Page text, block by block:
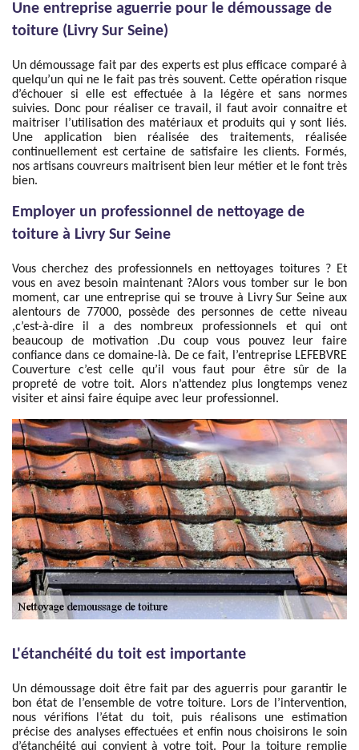
Une entreprise aguerrie pour le démoussage de
toiture (Livry Sur Seine)
Un démoussage fait par des experts est plus efficace comparé à
quelqu’un qui ne le fait pas très souvent. Cette opération risque
d’échouer si elle est effectuée à la légère et sans normes
suivies. Donc pour réaliser ce travail, il faut avoir connaitre et
maitriser l’utilisation des matériaux et produits qui y sont liés.
Une application bien réalisée des traitements, réalisée
continuellement est certaine de satisfaire les clients. Formés,
nos artisans couvreurs maitrisent bien leur métier et le font très
bien.
Employer un professionnel de nettoyage de
toiture à Livry Sur Seine
Vous cherchez des professionnels en nettoyages toitures ? Et
vous en avez besoin maintenant ?Alors vous tomber sur le bon
moment, car une entreprise qui se trouve à Livry Sur Seine aux
alentours de 77000, possède des personnes de cette niveau
,c’est-à-dire il a des nombreux professionnels et qui ont
beaucoup de motivation .Du coup vous pouvez leur faire
confiance dans ce domaine-là. De ce fait, l’entreprise LEFEBVRE
Couverture c’est celle qu’il vous faut pour être sûr de la
propreté de votre toit. Alors n’attendez plus longtemps venez
visiter et ainsi faire équipe avec leur professionnel.
L'étanchéité du toit est importante
Un démoussage doit être fait par des aguerris pour garantir le
bon état de l’ensemble de votre toiture. Lors de l’intervention,
nous vérifions l’état du toit, puis réalisons une estimation
précise des analyses effectuées et enfin nous choisirons le soin
d’étanchéité qui convient à votre toit. Pour la toiture remplie